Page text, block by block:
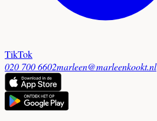
TikTok
020 700 6602marleen@marleenkookt.nl